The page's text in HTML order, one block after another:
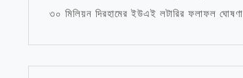
৩০ মিলিয়ন দিরহামের ইউএই লটারির ফলাফল ঘোষণা